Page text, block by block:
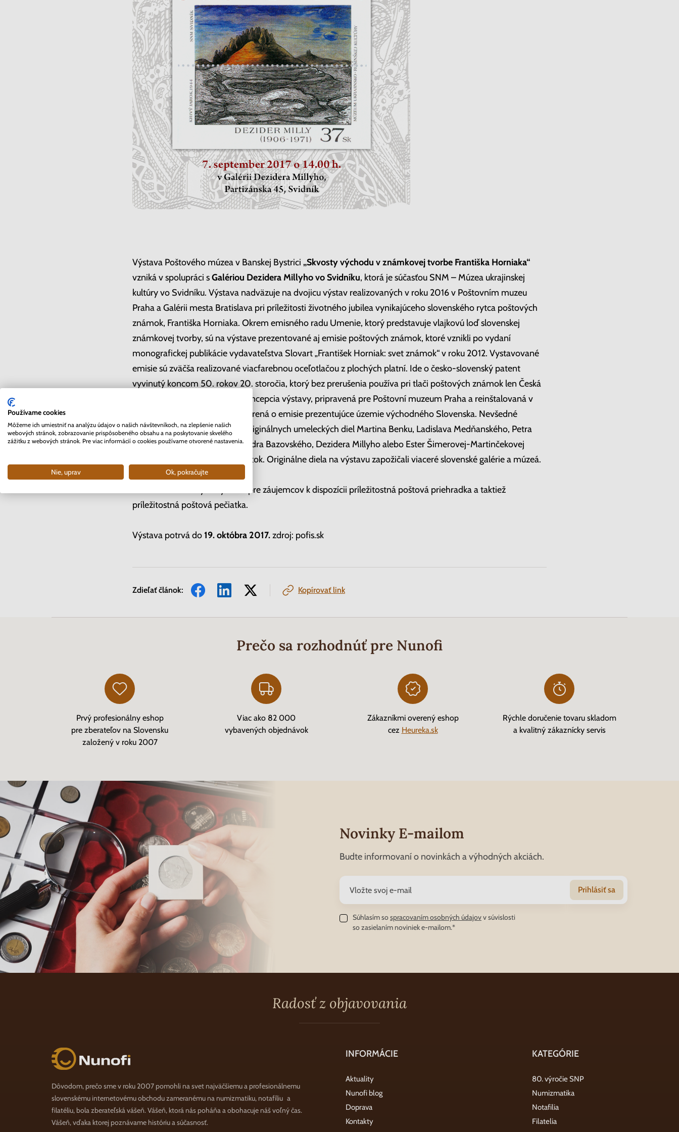
Výstava Poštového múzea v Banskej Bystrici „Skvosty východu v známkovej tvorbe Františka Horniaka“
vzniká v spolupráci sGalériou Dezidera Millyho vo Svidníku, ktorá je súčasťou SNM – Múzea ukrajinskej
kultúry vo Svidníku. Výstava nadväzuje na dvojicu výstav realizovaných v roku 2016 v Poštovním muzeu
Praha a Galérii mesta Bratislava pri príležitosti životného jubilea vynikajúceho slovenského rytca poštových
známok, Františka Horniaka. Okrem emisného radu Umenie, ktorý predstavuje vlajkovú loď slovenskej
známkovej tvorby, sú na výstave prezentované aj emisie poštových známok, ktoré vznikli po vydaní
monografickej publikácie vydavateľstva Slovart „František Horniak: svet známok“ v roku 2012. Vystavované
emisie sú zväčša realizované viacfarebnou oceľotlačou z plochých platní. Ide o česko-slovenský patent
vyvinutý koncom 50. rokov 20. storočia, ktorý bez prerušenia používa pri tlači poštových známok len Česká
a Slovenská pošta. Pôvodná koncepcia výstavy, pripravená pre Poštovní muzeum Praha a reinštalovaná v
Galérii mesta Bratislava, je rozšírená o emisie prezentujúce územie východného Slovenska. Nevšedné
spojenie známkovej grafiky a originálnych umeleckých diel Martina Benku, Ladislava Medňanského, Petra
Michala Bohúňa, Miloša Alexandra Bazovského, Dezidera Millyho alebo Ester Šimerovej-Martinčekovej
sľubuje príjemný umelecký zážitok. Originálne diela na výstavu zapožičali viaceré slovenské galérie a múzeá.
Počas otvorenia výstavy bude pre záujemcov k dispozícii príležitostná poštová priehradka a taktiež
príležitostná poštová pečiatka.
Výstava potrvá do19. októbra 2017.zdroj: pofis.sk
Zdieľať článok: Kopírovať link
Prečo sa rozhodnúť pre Nunofi
Prvý profesionálny eshop
pre zberateľov na Slovensku
založený v roku 2007
Viac ako 82 000
vybavených objednávok
Zákazníkmi overený eshop
cez Heureka.sk
Rýchle doručenie tovaru skladom
a kvalitný zákaznícky servis
Novinky E-mailom
Budte informovaní o novinkách a výhodných akciách.
Prihlásiť sa
Súhlasím sospracovaním osobných údajovv súvislosti
so zasielaním noviniek e-mailom.*
Radosť z objavovania
Nunofi.sk
Dôvodom, prečo sme v roku 2007 pomohli na svet najväčšiemu a profesionálnemu
slovenskému internetovému obchodu zameranému na numizmatiku, notafíliu a
filatéliu, bola zberateľská vášeň. Vášeň, ktorá nás poháňa a obohacuje náš voľný čas.
Vášeň, vďaka ktorej poznávame históriu a súčasnosť.
INFORMÁCIE
Aktuality
Nunofi blog
Doprava
Kontakty
KATEGÓRIE
80. výročie SNP
Numizmatika
Notafilia
Filatelia
Používame cookies
Môžeme ich umiestniť na analýzu údajov o našich návštevníkoch, na zlepšenie našich
webových stránok, zobrazovanie prispôsobeného obsahu a na poskytovanie skvelého
zážitku z webových stránok. Pre viac informácií o cookies používame otvorené nastavenia.
Nie, uprav Ok, pokračujte